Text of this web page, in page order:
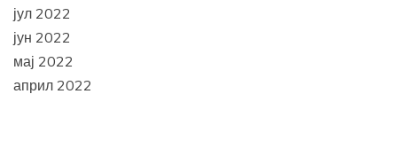
јул 2022
јун 2022
мај 2022
април 2022